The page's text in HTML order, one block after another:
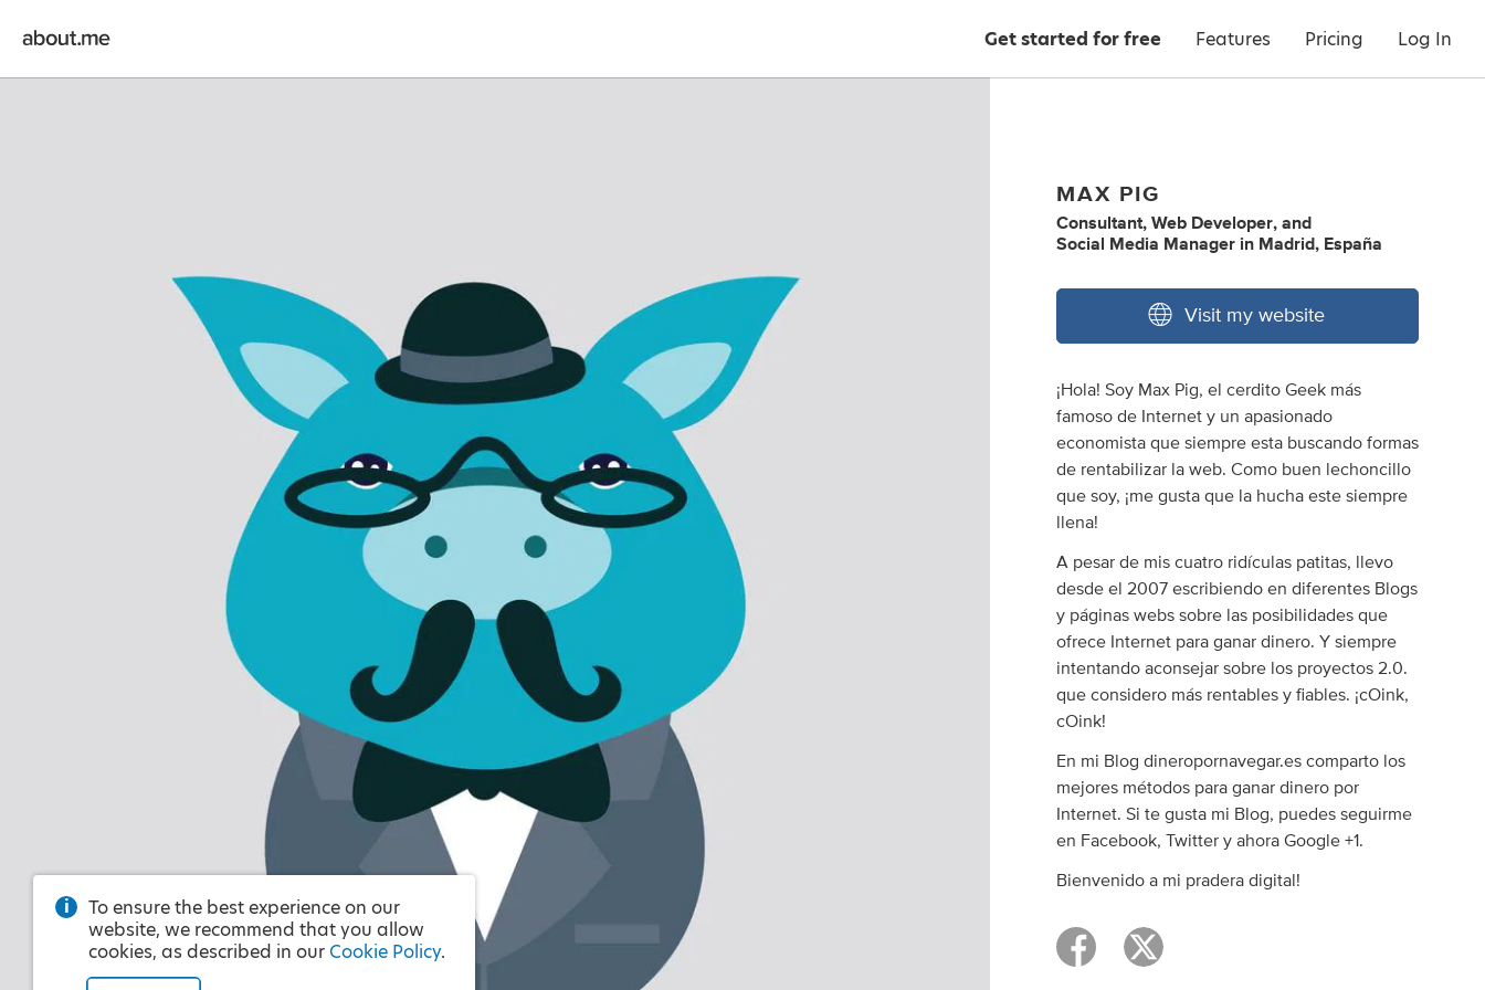
Get started for free Features Pricing Log In
MAX PIG
Consultant, Web Developer, and
Social Media Manager in Madrid, España
Visit my website
¡Hola! Soy Max Pig, el cerdito Geek más
famoso de Internet y un apasionado
economista que siempre esta buscando formas
de rentabilizar la web. Como buen lechoncillo
que soy, ¡me gusta que la hucha este siempre
llena!
A pesar de mis cuatro ridículas patitas, llevo
desde el 2007 escribiendo en diferentes Blogs
y páginas webs sobre las posibilidades que
ofrece Internet para ganar dinero. Y siempre
intentando aconsejar sobre los proyectos 2.0.
que considero más rentables y fiables. ¡cOink,
cOink!
En mi Blog dineropornavegar.es comparto los
mejores métodos para ganar dinero por
Internet. Si te gusta mi Blog, puedes seguirme
en Facebook, Twitter y ahora Google +1.
Bienvenido a mi pradera digital!
To ensure the best experience on our
website, we recommend that you allow
cookies, as described in our Cookie Policy.